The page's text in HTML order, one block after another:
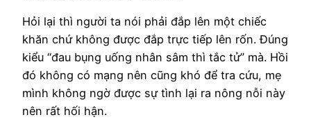
Hỏi lại thì người ta nói phải đắp lên một chiếc
khăn chứ không được đắp trực tiếp lên rốn. Đúng
kiểu “đau bụng uống nhân sâm thì tắc tử” mà. Hồi
đó không có mạng nên cũng khó để tra cứu, mẹ
mình không ngờ được sự tình lại ra nông nỗi này
nên rất hối hận.